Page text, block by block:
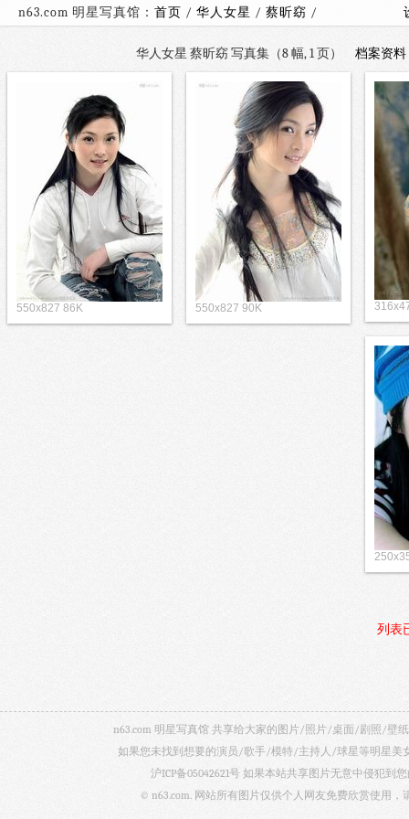
n63.com 明星写真馆： 首页 / 华人女星 / 蔡昕窈 /
华人女星 蔡昕窈 写真集（8 幅, 1 页） 档案资料
550x827 86K 550x827 90K
列表
n63.com 明星写真馆 共享给大家的图片/照片/桌面/剧照/壁
如果您未找到想要的演员/歌手/模特/主持人/球星等明星美
沪ICP备05042621号 如果本站共享图片无意中侵犯到
© n63.com. 网站所有图片仅供个人网友免费欣赏使用